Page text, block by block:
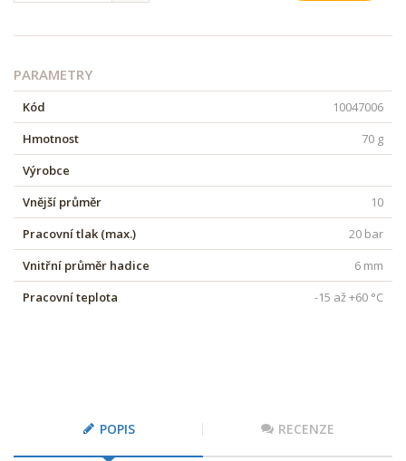
PARAMETRY
Kód
10047006
Hmotnost
70 g
Výrobce
Vnější průměr
10
Pracovní tlak (max.)
20 bar
Vnitřní průměr hadice
6 mm
Pracovní teplota
-15 až +60 °C
POPIS RECENZE